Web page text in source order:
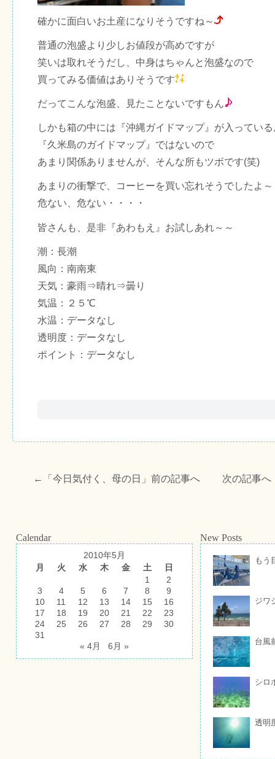
確かに面白いお土産になりそうですね～
普通の泡盛より少しお値段が高めですが
笑いは取れそうだし、中身はちゃんと泡盛なので
買ってみる価値はありそうです
だってこんな泡盛、見たことないですもん
しかも箱の中には『沖縄ガイドマップ』が入ってい
『久米島のガイドマップ』ではないので
あまり関係ありませんが、そんな所もツボです(笑)
あまりの衝撃で、コーヒーを買い忘れそうでしたよ～
危ない、危ない・・・・
皆さんも、是非『あわもえ』お試しあれ～～
潮：長潮
風向：南南東
天気：豪雨⇒晴れ⇒曇り
気温：２５℃
水温：データなし
透明度：データなし
ポイント：データなし
←「 今日気付く、母の日 」前の記事へ 次の記事へ
Calendar
2010年5月
月
火 水 木 金 土
日
1
2
3
4 5 6 7 8
9
10
11 12 13 14 15
16
17
18 19 20 21 22
23
24
25 26 27 28 29
30
31
« 4月
6月 »
New Posts
もう
ジワ
台風
シロ
透明